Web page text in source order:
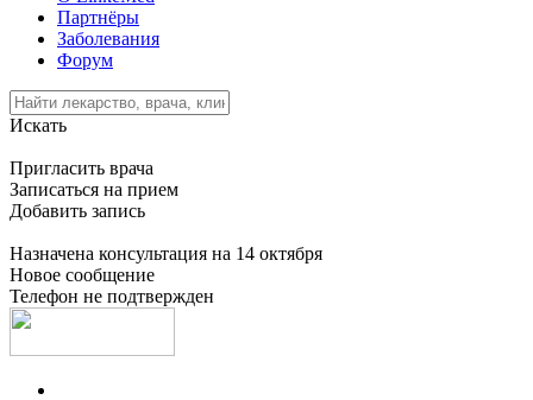
Партнёры
Заболевания
Форум
Искать
Пригласить врача
Записаться на прием
Добавить запись
Назначена консультация на 14 октября
Новое сообщение
Телефон не подтвержден